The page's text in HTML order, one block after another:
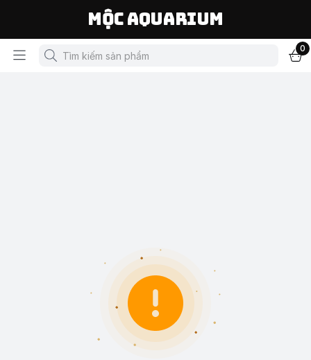
Mộc Aquarium
0